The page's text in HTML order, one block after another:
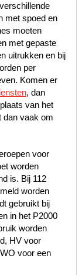
met spoed en
moeten
met gepaste
uitrukken en bij
per
Komen er
, dan
van het
dan vaak om
voor
worden
is. Bij 112
worden
gebruikt bij
in het P2000
worden
HV voor
voor een